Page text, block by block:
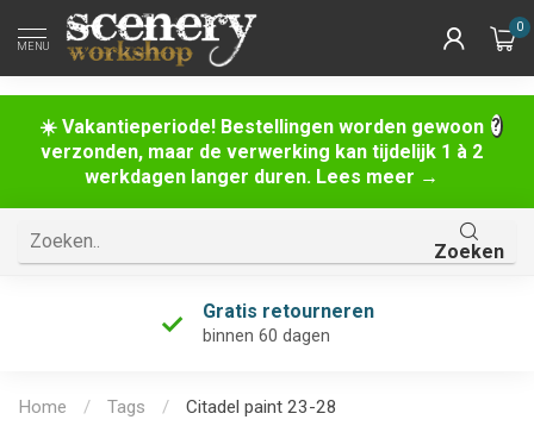
☀️ Vakantieperiode! Bestellingen worden gewoon
verzonden, maar de verwerking kan tijdelijk 1 à 2
werkdagen langer duren. Lees meer →
MENU
0
Zoeken
Gratis retourneren
binnen 60 dagen
Home / Tags / Citadel paint 23-28